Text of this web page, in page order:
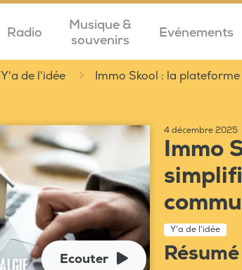
Radio
Musique &
souvenirs
Evénements
Y'a de l'idée Immo Skool : la
Ecouter
4 décembre 2025
Immo
Y'a de l'idée